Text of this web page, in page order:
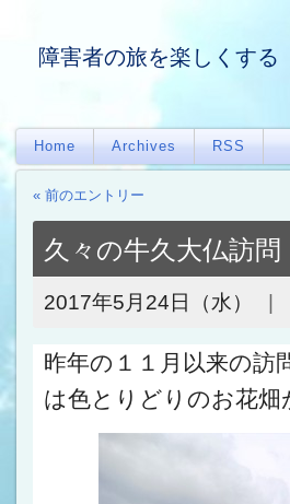
障害者の旅を楽しくする
Home Archives RSS
« 前のエントリー
久々の牛久大仏訪問
2017年5月24日（水）
昨年の１１月以来の訪
は色とりどりのお花